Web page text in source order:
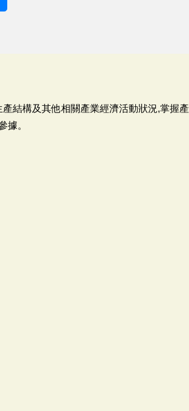
結構及其他相關產業經濟活動狀況,掌握產
據。